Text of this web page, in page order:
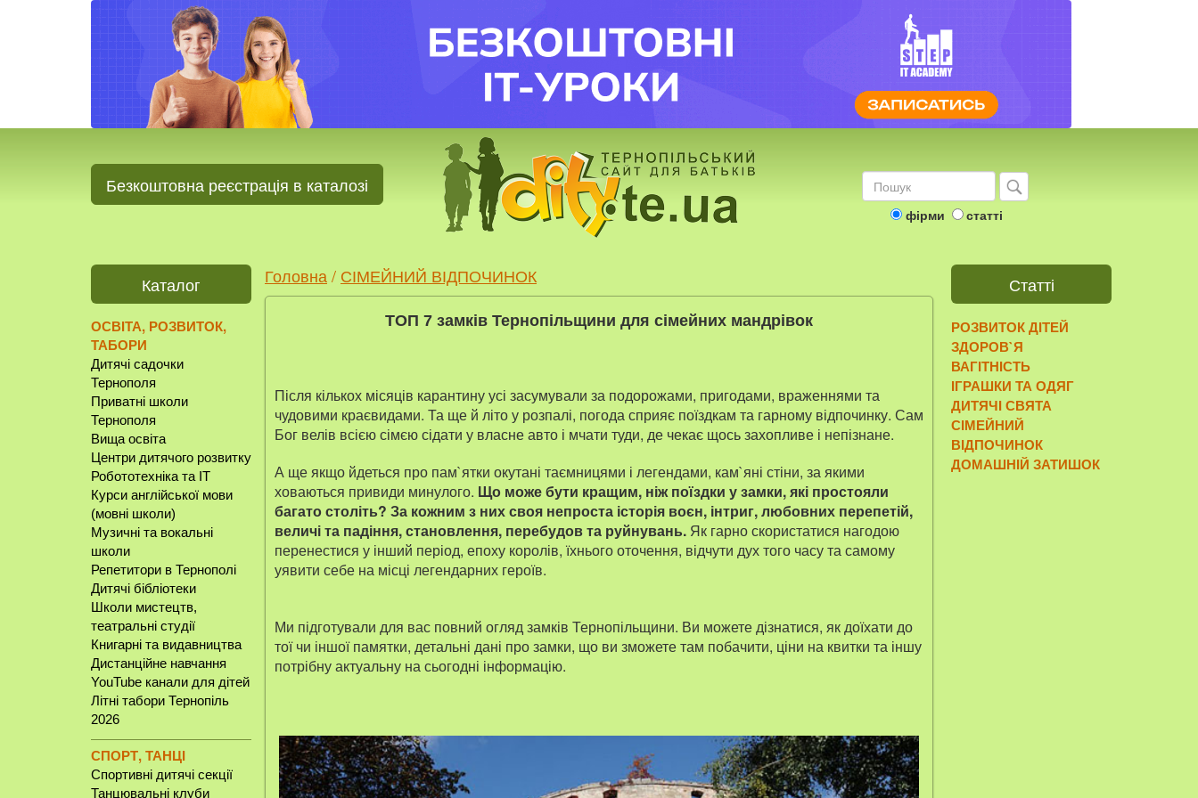
Безкоштовна реєстрація в каталозі
фірми статті
Каталог
ОСВІТА, РОЗВИТОК,
ТАБОРИ
Дитячі садочки
Тернополя
Приватні школи
Тернополя
Вища освіта
Центри дитячого розвитку
Робототехніка та IT
Курси англійської мови
(мовні школи)
Музичні та вокальні
школи
Репетитори в Тернополі
Дитячі бібліотеки
Школи мистецтв,
театральні студії
Книгарні та видавництва
Дистанційне навчання
YouTube канали для дітей
Літні табори Тернопіль
2026
СПОРТ, ТАНЦІ
Спортивні дитячі секції
Танцювальні клуби
Головна / СІМЕЙНИЙ ВІДПОЧИНОК
ТОП 7 замків Тернопільщини для сімейних мандрівок
Після кількох місяців карантину усі засумували за подорожами, пригодами, враженнями та
чудовими краєвидами. Та ще й літо у розпалі, погода сприяє поїздкам та гарному відпочинку. Сам
Бог велів всією сімєю сідати у власне авто і мчати туди, де чекає щось захопливе і непізнане.
А ще якщо йдеться про пам`ятки окутані таємницями і легендами, кам`яні стіни, за якими
ховаються привиди минулого. Що може бути кращим, ніж поїздки у замки, які простояли
багато століть? За кожним з них своя непроста історія воєн, інтриг, любовних перепетій,
величі та падіння, становлення, перебудов та руйнувань. Як гарно скористатися нагодою
перенестися у інший період, епоху королів, їхнього оточення, відчути дух того часу та самому
уявити себе на місці легендарних героїв.
Ми підготували для вас повний огляд замків Тернопільщини. Ви можете дізнатися, як доїхати до
тої чи іншої памятки, детальні дані про замки, що ви зможете там побачити, ціни на квитки та іншу
потрібну актуальну на сьогодні інформацію.
Статті
РОЗВИТОК ДІТЕЙ
ЗДОРОВ`Я
ВАГІТНІСТЬ
ІГРАШКИ ТА ОДЯГ
ДИТЯЧІ СВЯТА
СІМЕЙНИЙ
ВІДПОЧИНОК
ДОМАШНІЙ ЗАТИШОК